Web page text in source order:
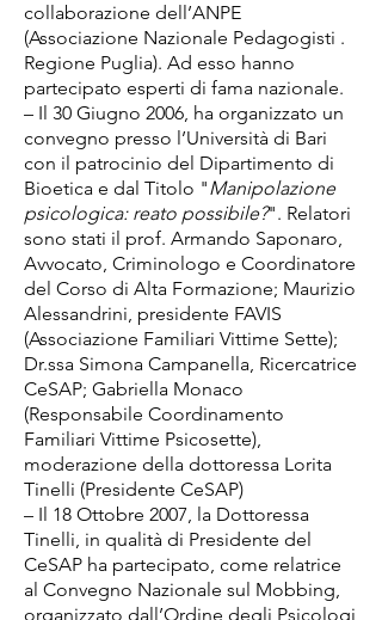
collaborazione dell’ANPE
(Associazione Nazionale Pedagogisti .
Regione Puglia). Ad esso hanno
partecipato esperti di fama nazionale.
– Il 30 Giugno 2006, ha organizzato un
convegno presso l’Università di Bari
con il patrocinio del Dipartimento di
Bioetica e dal Titolo "Manipolazione
psicologica: reato possibile?". Relatori
sono stati il prof. Armando Saponaro,
Avvocato, Criminologo e Coordinatore
del Corso di Alta Formazione; Maurizio
Alessandrini, presidente FAVIS
(Associazione Familiari Vittime Sette);
Dr.ssa Simona Campanella, Ricercatrice
CeSAP; Gabriella Monaco
(Responsabile Coordinamento
Familiari Vittime Psicosette),
moderazione della dottoressa Lorita
Tinelli (Presidente CeSAP)
– Il 18 Ottobre 2007, la Dottoressa
Tinelli, in qualità di Presidente del
CeSAP ha partecipato, come relatrice
al Convegno Nazionale sul Mobbing,
organizzato dall’Ordine degli Psicologi